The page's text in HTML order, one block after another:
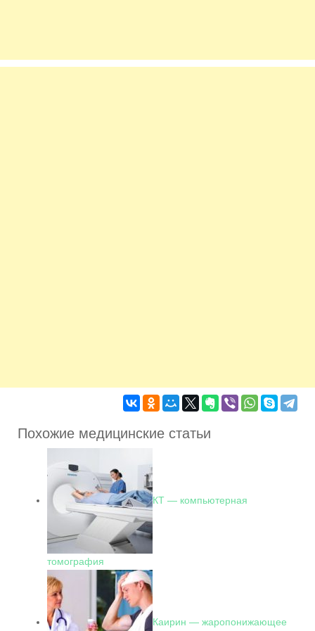
Похожие медицинские статьи
КТ — компьютерная
томография
Каирин — жаропонижающее